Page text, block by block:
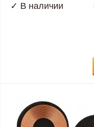
✓ В наличии